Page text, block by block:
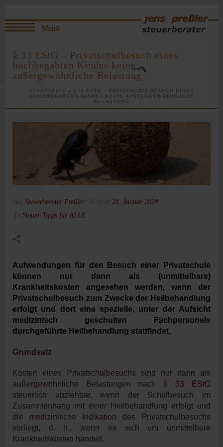
§ 33 EStG – Privatschulbesuch eines
hochbegabten Kindes keine
außergewöhnliche Belastung
» § 33 ESTG – PRIVATSCHULBESUCH EINES
HOCHBEGABTEN KINDES KEINE AUSSERGEWÖHNLICHE B
ELASTUNG
Von Steuerberater Preßler Verfasst 21. Januar 2024
In Steuer-Tipps für ALLE
Aufwendungen für den Besuch einer Privatschule
können nur dann als (unmittelbare)
Krankheitskosten angesehen werden, wenn der
Privatschulbesuch zum Zwecke der Heilbehandlung
erfolgt und dort eine spezielle, unter der Aufsicht
medizinisch geschulten Fachpersonals
durchgeführte Heilbehandlung stattfindet.
Grundsatz
Kosten eines Privatschulbesuchs sind nur dann als
außergewöhnliche Belastungen nach § 33 EStG
steuerlich abziehbar, wenn der Schulbesuch im
Zusammenhang mit einer Heilbehandlung erfolgt und
die medizinische Indikation des Privatschulbesuchs
vorliegt, d. h., wenn es sich um unmittelbare
Krankheitskosten handelt.